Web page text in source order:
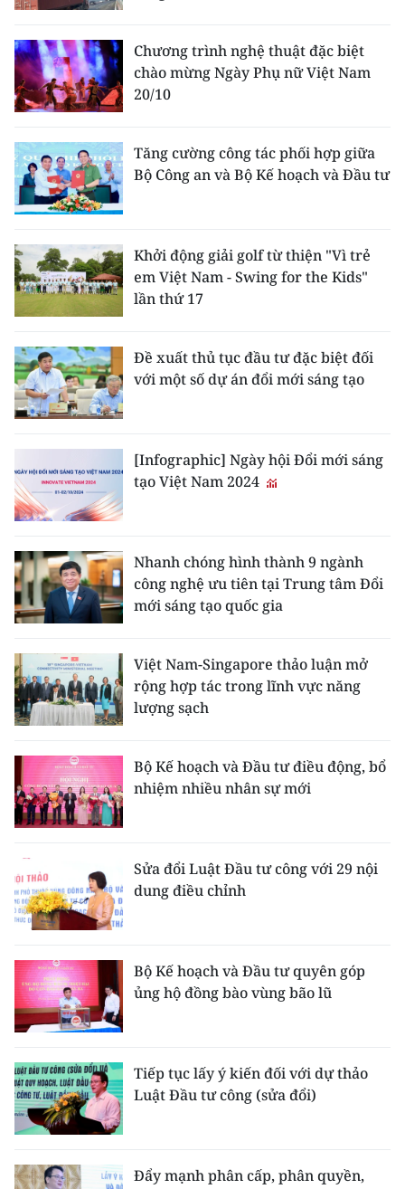
TIN ĐỊA PHƯƠNG
Trung du và miền núi phía Bắc
Đồng bằng sông Hồng
Bắc Trung Bộ
Nguyên
Đông Nam Bộ
Đồng bằng sông Cửu Long
Chuyên trang Hà Nội
Chuyên trang TP. Hồ Chí Minh
CHUYÊN ĐỀ
CÁC CHUYÊN TRANG
VỀ BÁO NHÂN DÂN
THỜI NAY
NHÂN DÂN HẰNG THÁNG
MUA BÁO
ĐỌC BÁO IN
ENGLISH
FRANÇAIS
ESPAÑOL
Chương trình nghệ thuật đặc biệt
chào mừng Ngày Phụ nữ Việt Nam
20/10
Tăng cường công tác phối hợp giữa
Bộ Công an và Bộ Kế hoạch và Đầu tư
Khởi động giải golf từ thiện "Vì trẻ
em Việt Nam - Swing for the Kids"
lần thứ 17
Đề xuất thủ tục đầu tư đặc biệt đối
với một số dự án đổi mới sáng tạo
[Infographic] Ngày hội Đổi mới sáng
tạo Việt Nam 2024
Nhanh chóng hình thành 9 ngành
công nghệ ưu tiên tại Trung tâm Đổi
mới sáng tạo quốc gia
Việt Nam-Singapore thảo luận mở
rộng hợp tác trong lĩnh vực năng
lượng sạch
Bộ Kế hoạch và Đầu tư điều động, bổ
nhiệm nhiều nhân sự mới
Sửa đổi Luật Đầu tư công với 29 nội
dung điều chỉnh
Bộ Kế hoạch và Đầu tư quyên góp
ủng hộ đồng bào vùng bão lũ
Tiếp tục lấy ý kiến đối với dự thảo
Luật Đầu tư công (sửa đổi)
Đẩy mạnh phân cấp, phân quyền,